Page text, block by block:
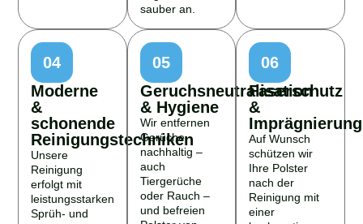
sauber an.
04
Moderne
&
schonende
Reinigungstechniken
Unsere
Reinigung
erfolgt mit
leistungsstarken
Sprüh- und
05
Geruchsneutralisation
& Hygiene
Wir entfernen
Gerüche
nachhaltig –
auch
Tiergerüche
oder Rauch –
und befreien
Polster von
06
Faserschutz
&
Imprägnierung
Auf Wunsch
schützen wir
Ihre Polster
nach der
Reinigung mit
einer